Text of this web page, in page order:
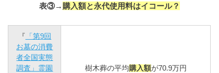
表③→ 購入額と永代使用料はイコール？
『 「第9回
お墓の消費
者全国実態
調査」霊園
樹木葬の平均購入額が70.9万円